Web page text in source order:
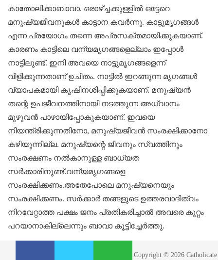
കാതോലിക്കാബാവാ. ഒരാഴ്ച്ചക്കുള്ളിൽ ഒട്ടേറെ
മനുഷ്യജീവനുകൾ കാട്ടാന കവർന്നു. കാട്ടുമൃ​ഗങ്ങൾ
എന്ന പ്രയോ​ഗം തന്നെ അപ്രസക്തമായിക്കുകയാണ്.
കാരണം കാട്ടിലെ വന്യമൃ​ഗങ്ങളെല്ലാം ഇപ്പോൾ
നാട്ടിലുണ്ട്. ഇനി അവയെ നാട്ടുമൃ​ഗങ്ങളെന്ന്
വിളിക്കുന്നതാണ് ഉചിതം. നാട്ടിൽ ഇറങ്ങുന്ന മൃ​ഗങ്ങൾ
വ്യാപകമായി കൃഷിനശിപ്പിക്കുകയാണ്. മനുഷ്യൻ
തന്റെ ഉപജീവനത്തിനായി നടത്തുന്ന അധ്വാനം
മുഴുവൻ പാഴായിപ്പോകുകയാണ്. ഇവയെ
നിയന്ത്രിക്കുന്നതിനോ, മനുഷ്യജീവൻ സംരക്ഷിക്കാനോ
കഴിയുന്നില്ല. മനുഷ്യന്റെ ജീവനും സ്വത്തിനും
സംരക്ഷണം നൽകാനുള്ള ബാധ്യത
സർക്കാരിനുണ്ട്.വന്യമൃ​ഗങ്ങളെ
സംരക്ഷിക്കണം.അതേപോലെ മനുഷ്യനെയും
സംരക്ഷിക്കണം. സർക്കാർ തങ്ങളുടെ ഉത്തരവാദിത്വം
നിറവേറ്റാത്ത പക്ഷം ജനം പ്രതികരിച്ചാൽ അവരെ കുറ്റം
പറയാനാകില്ലെന്നും ബാവാ കൂട്ടിച്ചേർത്തു.
Copyright © 2026 Catholicate